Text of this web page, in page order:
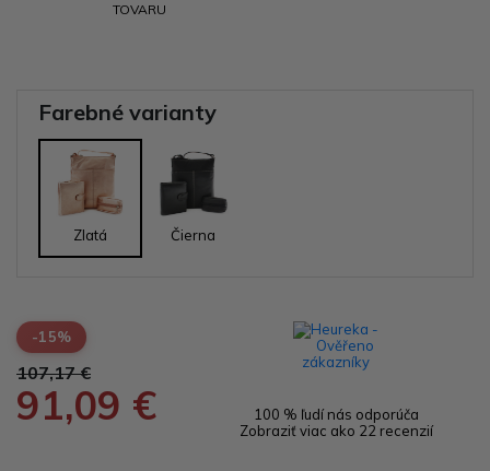
TOVARU
Farebné varianty
Zlatá Čierna
-15%
107,17 €
91,09 €
100 % ľudí nás odporúča
Zobraziť viac ako 22 recenzií